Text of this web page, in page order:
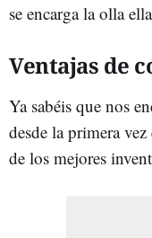
se encarga la olla
Ventajas de
Ya sabéis que nos
desde la primera
de los mejores